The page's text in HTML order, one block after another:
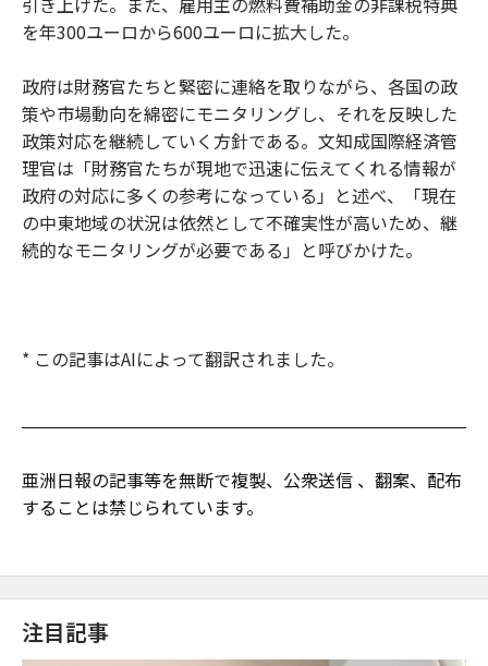
を年300ユーロから600ユーロに拡大した。
政府は財務官たちと緊密に連絡を取りながら、各国の政
策や市場動向を綿密にモニタリングし、それを反映した
政策対応を継続していく方針である。文知成国際経済管
理官は「財務官たちが現地で迅速に伝えてくれる情報が
政府の対応に多くの参考になっている」と述べ、「現在
の中東地域の状況は依然として不確実性が高いため、継
続的なモニタリングが必要である」と呼びかけた。
* この記事はAIによって翻訳されました。
亜洲日報の記事等を無断で複製、公衆送信 、翻案、配布
することは禁じられています。
注目記事